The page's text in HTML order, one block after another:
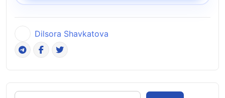
Dilsora Shavkatova